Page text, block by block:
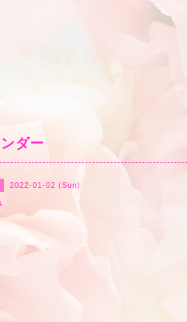
ダー
2022-01-02 (Sun)